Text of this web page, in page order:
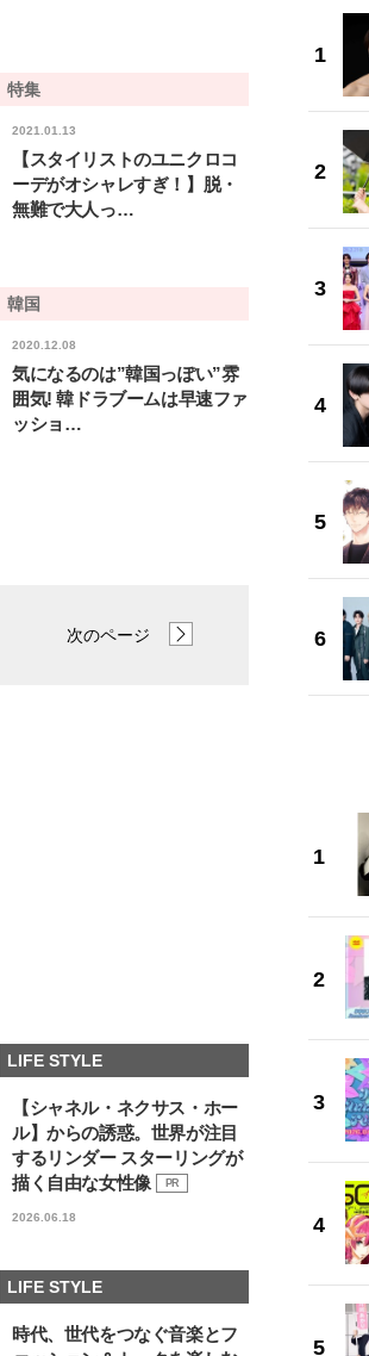
特集
2021.01.13
【スタイリストのユニクロコ
ーデがオシャレすぎ！】脱・
無難で大人っ…
韓国
2020.12.08
気になるのは”韓国っぽい”雰
囲気! 韓ドラブームは早速ファ
ッショ…
次のページ
LIFE STYLE
【シャネル・ネクサス・ホー
ル】からの誘惑。世界が注目
するリンダー スターリングが
描く自由な女性像
PR
2026.06.18
LIFE STYLE
時代、世代をつなぐ音楽とフ
「JJモデルオーディション
2027」が募集開始！ 予選ブロッ
クは候補生の“魅力”を重視した
「新システム」に変わります
2026.08.03
LIFE STYLE
【イケメンCOMIC】hue-goメン
バー独占インタビュー②／金子玄
矢「感情をズバーッと言葉にでき
aoen（アオエン）】自身がアーテ
ィストを目指すきかっけとなった
2025.10.20